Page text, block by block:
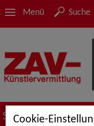
Menü Suche
Suche nach
Cookie-